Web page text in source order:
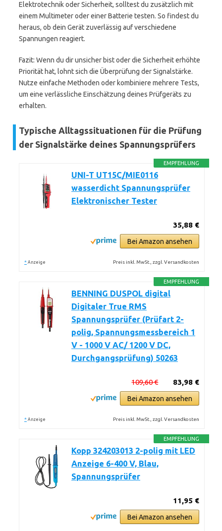
Elektrotechnik oder Sicherheit, solltest du zusätzlich mit
einem Multimeter oder einer Batterie testen. So findest du
heraus, ob dein Gerät zuverlässig auf verschiedene
Spannungen reagiert.
Fazit: Wenn du dir unsicher bist oder die Sicherheit erhöhte
Priorität hat, lohnt sich die Überprüfung der Signalstärke.
Nutze einfache Methoden oder kombiniere mehrere Tests,
um eine verlässliche Einschätzung deines Prüfgeräts zu
erhalten.
Typische Alltagssituationen für die Prüfung
der Signalstärke deines Spannungsprüfers
EMPFEHLUNG
UNI-T UT15C/MIE0116
wasserdicht Spannungsprüfer
Elektronischer Tester
35,88 €
Bei Amazon ansehen
* Anzeige Preis inkl. MwSt., zzgl. Versandkosten
EMPFEHLUNG
BENNING DUSPOL digital
Digitaler True RMS
Spannungsprüfer (Prüfart 2-
polig, Spannungsmessbereich 1
V - 1000 V AC/ 1200 V DC,
Durchgangsprüfung) 50263
83,98 €
109,60 €
Bei Amazon ansehen
* Anzeige Preis inkl. MwSt., zzgl. Versandkosten
EMPFEHLUNG
Kopp 324203013 2-polig mit LED
Anzeige 6-400 V, Blau,
Spannungsprüfer
11,95 €
Bei Amazon ansehen